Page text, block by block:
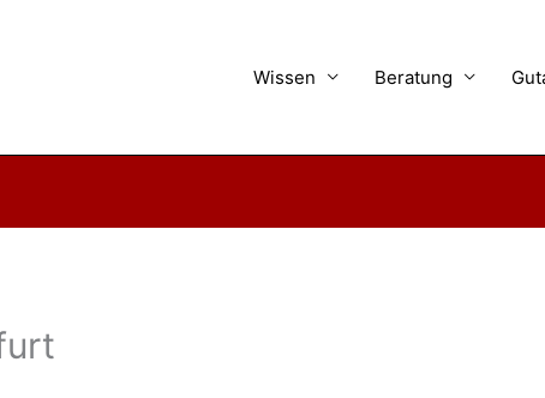
Wissen Beratung